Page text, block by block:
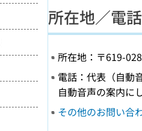
所在地／電話
所在地：〒619-
電話：代表（自
自動音声の案内に
その他のお問い合